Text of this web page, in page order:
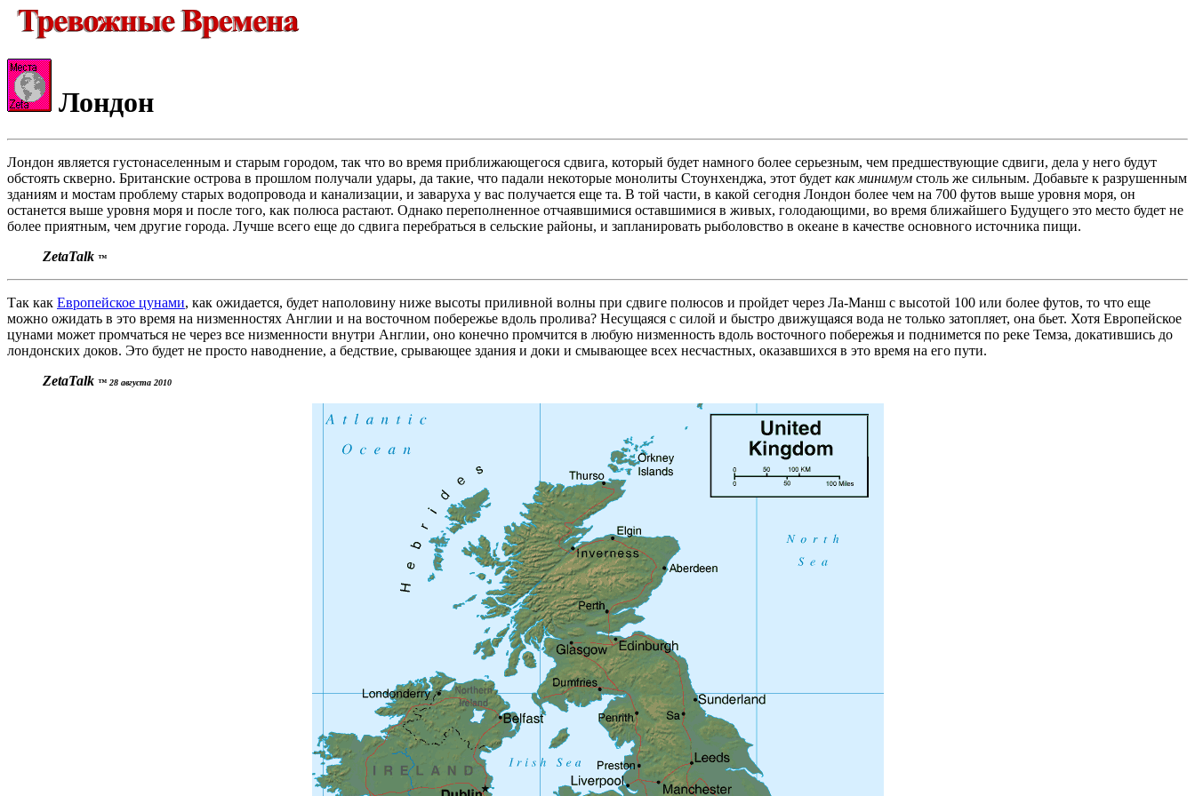
Лондон
Лондон является густонаселенным и старым городом, так что во время приближающегося сдвига, который будет намного более серьезным, чем предшествующие сдвиги, дела у него будут
обстоять скверно. Британские острова в прошлом получали удары, да такие, что падали некоторые монолиты Стоунхенджа, этот будет как минимум столь же сильным. Добавьте к разрушенным
зданиям и мостам проблему старых водопровода и канализации, и заваруха у вас получается еще та. В той части, в какой сегодня Лондон более чем на 700 футов выше уровня моря, он
останется выше уровня моря и после того, как полюса растают. Однако переполненное отчаявшимися оставшимися в живых, голодающими, во время ближайшего Будущего это место будет не
более приятным, чем другие города. Лучше всего еще до сдвига перебраться в сельские районы, и запланировать рыболовство в океане в качестве основного источника пищи.
ZetaTalk ™
Так как Европейское цунами, как ожидается, будет наполовину ниже высоты приливной волны при сдвиге полюсов и пройдет через Ла-Манш с высотой 100 или более футов, то что еще
можно ожидать в это время на низменностях Англии и на восточном побережье вдоль пролива? Несущаяся с силой и быстро движущаяся вода не только затопляет, она бьет. Хотя Европейское
цунами может промчаться не через все низменности внутри Англии, оно конечно промчится в любую низменность вдоль восточного побережья и поднимется по реке Темза, докатившись до
лондонских доков. Это будет не просто наводнение, а бедствие, срывающее здания и доки и смывающее всех несчастных, оказавшихся в это время на его пути.
ZetaTalk ™ 28 августа 2010